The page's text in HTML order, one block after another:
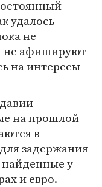
удалось
не
не афишируют
на интересы
на прошлой
в
задержания
у
и евро.